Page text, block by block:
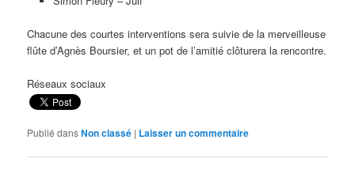
Chacune des courtes interventions sera suivie de la merveilleuse
flûte d’Agnès Boursier, et un pot de l’amitié clôturera la rencontre.
Réseaux sociaux
Publié dansNon classé | Laisser un commentaire